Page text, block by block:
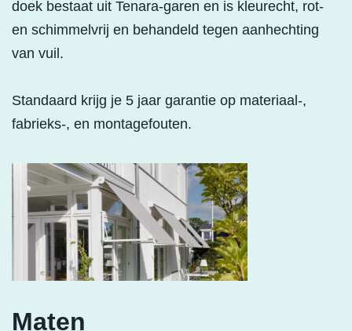
doek bestaat uit Tenara-garen en is kleurecht, rot-
en schimmelvrij en behandeld tegen aanhechting
van vuil.
Standaard krijg je 5 jaar garantie op materiaal-,
fabrieks-, en montagefouten.
Maten